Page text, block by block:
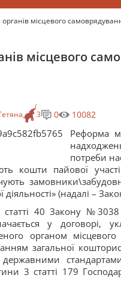
місцевого
місцевого
3 0 10082
Реформа
потреби
кошти пайової
діяльності» (надалі –
40 Закону №3038
у договорі,
органом
загальної
3 статті 179